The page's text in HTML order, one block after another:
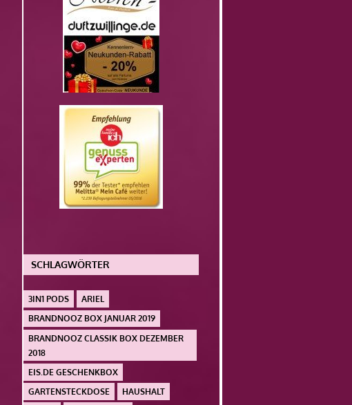
SCHLAGWÖRTER
3IN1 PODS
ARIEL
BRANDNOOZ BOX JANUAR 2019
BRANDNOOZ CLASSIK BOX DEZEMBER
2018
EIS.DE GESCHENKBOX
GARTENSTECKDOSE
HAUSHALT